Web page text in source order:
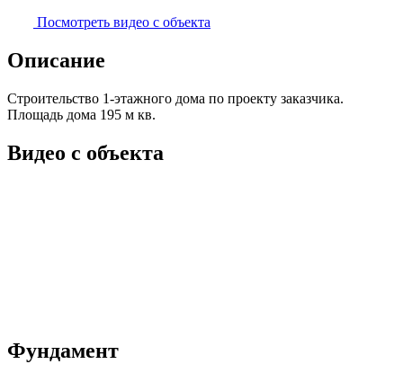
Посмотреть видео с объекта
Описание
Строительство 1-этажного дома по проекту заказчика.
Площадь дома 195 м кв.
Видео с объекта
Фундамент